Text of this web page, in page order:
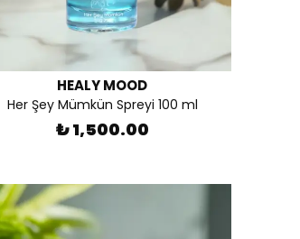
HEALY MOOD
Her Şey Mümkün Spreyi 100 ml
₺ 1,500.00